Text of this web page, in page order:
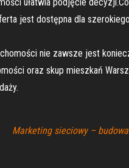
jest dostępna dla
nie zawsze jest
oraz skup mieszkań
Marketing sieciowy –